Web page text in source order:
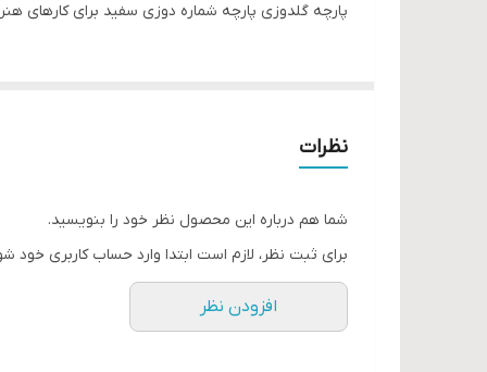
پارچه گلدوزی پارچه شماره دوزی سفید برای کارهای
نظرات
شما هم درباره این محصول نظر خود را بنویسید.
برای ثبت نظر، لازم است ابتدا وارد حساب کاربری خود
افزودن نظر